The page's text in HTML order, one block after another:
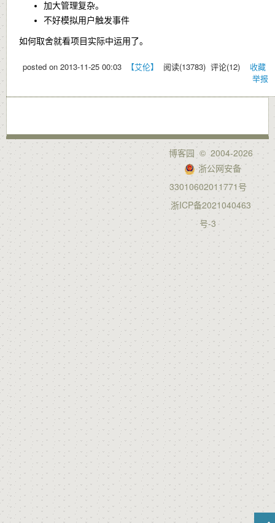
加大管理复杂。
不好模拟用户触发事件
如何取舍就看项目实际中运用了。
posted on 2013-11-25 00:03 【艾伦】 阅读(13783) 评论(12) 收藏
举报
博客园 © 2004-2026
浙公网安备
33010602011771号
浙ICP备2021040463
号-3